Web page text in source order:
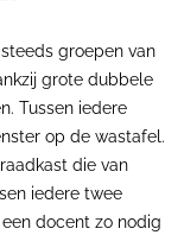
groepen van
grote dubbele
Tussen iedere
op de wastafel.
die van
iedere twee
docent zo nodig